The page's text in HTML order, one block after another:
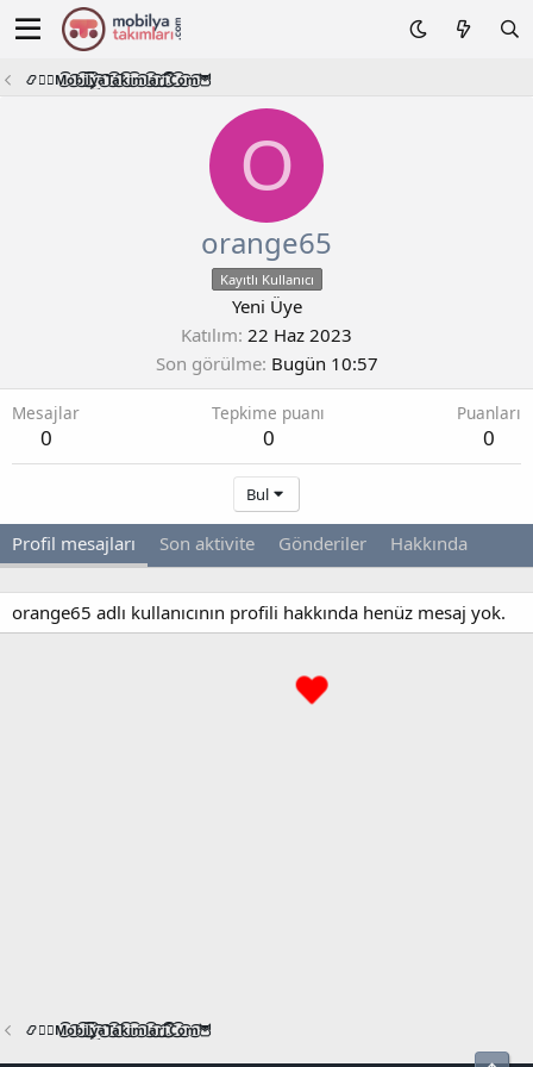
📿🧙‍♂️M͜͡o͜͡b͜͡i͜͡l͜͡y͜͡a͜͡T͜͡a͜͡k͜͡i͜͡m͜͡l͜͡a͜͡r͜͡i͜͡.͜͡C͜͡o͜͡m͜͡🦉
O
orange65
Kayıtlı Kullanıcı
Yeni Üye
Katılım 22 Haz 2023
Son görülme Bugün 10:57
Mesajlar
0
Tepkime puanı
0
Puanları
0
Bul
Profil mesajları Son aktivite Gönderiler Hakkında
orange65 adlı kullanıcının profili hakkında henüz mesaj yok.
📿🧙‍♂️M͜͡o͜͡b͜͡i͜͡l͜͡y͜͡a͜͡T͜͡a͜͡k͜͡i͜͡m͜͡l͜͡a͜͡r͜͡i͜͡.͜͡C͜͡o͜͡m͜͡🦉